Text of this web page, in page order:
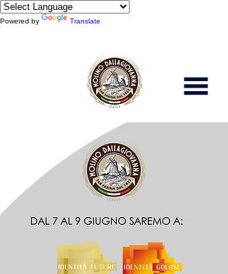
Powered by Translate